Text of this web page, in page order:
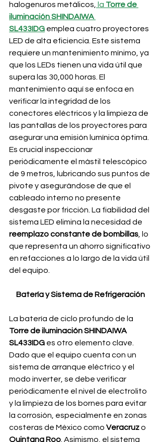
halogenuros metálicos,
la Torre de
iluminación SHINDAIWA
SL433IDG emplea cuatro proyectores
LED de alta eficiencia. Este sistema
requiere un mantenimiento mínimo, ya
que los LEDs tienen una vida útil que
supera las 30,000 horas. El
mantenimiento aquí se enfoca en
verificar la integridad de los
conectores eléctricos y la limpieza de
las pantallas de los proyectores para
asegurar una emisión lumínica óptima.
Es crucial inspeccionar
periódicamente el mástil telescópico
de 9 metros, lubricando sus puntos de
pivote y asegurándose de que el
cableado interno no presente
desgaste por fricción. La fiabilidad del
sistema LED elimina la necesidad de
reemplazo constante de bombillas , lo
que representa un ahorro significativo
en refacciones a lo largo de la vida útil
del equipo.
Batería y Sistema de Refrigeración
La batería de ciclo profundo de la
Torre de iluminación SHINDAIWA
SL433IDG es otro elemento clave.
Dado que el equipo cuenta con un
sistema de arranque eléctrico y el
modo inverter, se debe verificar
periódicamente el nivel de electrolito
y la limpieza de los bornes para evitar
la corrosión, especialmente en zonas
costeras de México como Veracruz o
Quintana Roo . Asimismo, el sistema